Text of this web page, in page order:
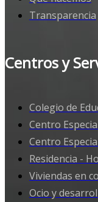
Transparencia
Centros y
Colegio de
Centro
Centro
Residencia -
Viviendas en
Ocio y